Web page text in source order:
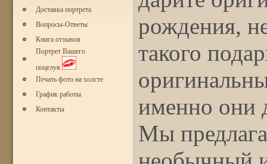
Доставка портрета
Вопросы-Ответы
Книга отзывов
Портрет Вашего
поцелуя
Печать фото на холсте
График работы
Контакты
рождения,
такого
именно они
Мы